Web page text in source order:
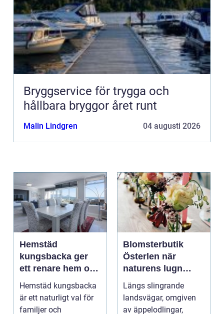
Bryggservice för trygga och
hållbara bryggor året runt
Malin Lindgren 04 augusti 2026
Hemstäd
kungsbacka ger
ett renare hem och
en lugnare vardag
Hemstäd kungsbacka
är ett naturligt val för
familjer och
Blomsterbutik
Österlen när
naturens lugn
möter kreativt
hantverk
Längs slingrande
landsvägar, omgiven
av äppelodlingar,